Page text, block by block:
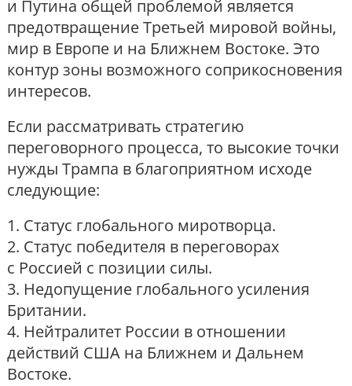
и Путина общей проблемой является
предотвращение Третьей мировой войны,
мир в Европе и на Ближнем Востоке. Это
контур зоны возможного соприкосновения
интересов.
Если рассматривать стратегию
переговорного процесса, то высокие точки
нужды Трампа в благоприятном исходе
следующие:
1. Статус глобального миротворца.
2. Статус победителя в переговорах
с Россией с позиции силы.
3. Недопущение глобального усиления
Британии.
4. Нейтралитет России в отношении
действий США на Ближнем и Дальнем
Востоке.